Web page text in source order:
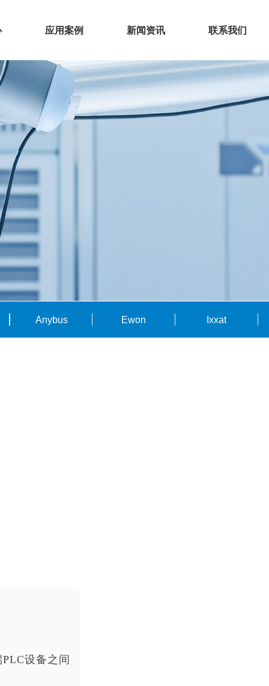
应用案例
应用案例
新闻资讯
新闻资讯
联系我们
设备之间
Anybus Ewon Ixxat